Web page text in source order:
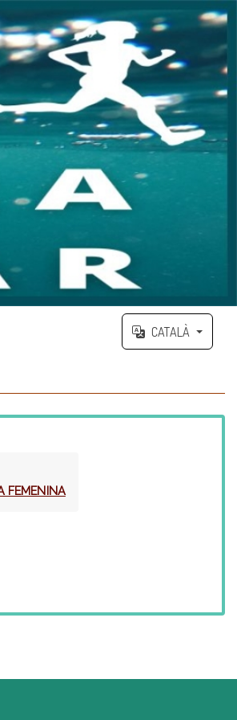
CATALÀ
FEMENINA